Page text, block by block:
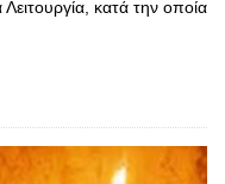
κατά την οποία